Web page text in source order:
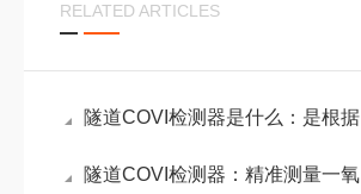
RELATED ARTICLES
隧道COVI检测器是什么：是根据透射原理在线采集VI/CO数据的隧道检测仪器
隧道COVI检测器：精准测量一氧化碳含量与视线清晰度，保障行车环境安全